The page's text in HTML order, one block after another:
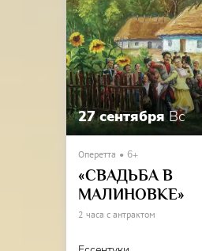
27 сентября Вс
Оперетта 6+
«СВАДЬБА В
МАЛИНОВКЕ»
2 часа с антрактом